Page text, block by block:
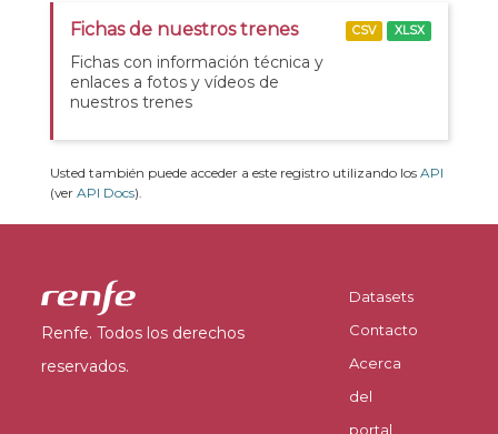
Fichas de nuestros trenes
Fichas con información técnica y
enlaces a fotos y vídeos de
nuestros trenes
CSV XLSX
Usted también puede acceder a este registro utilizando los API
(ver API Docs).
Renfe. Todos los derechos
reservados.
Datasets
Contacto
Acerca
del
portal